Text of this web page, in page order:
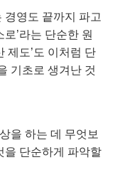
경영도 끝까지 파고
’라는 단순한 원
제도’도 이처럼 단
기초로 생겨난 것
을 하는 데 무엇보
을 단순하게 파악할